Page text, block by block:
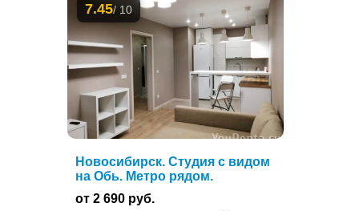
7.45/ 10
Новосибирск. Студия с видом
на Обь. Метро рядом.
от 2 690 руб.